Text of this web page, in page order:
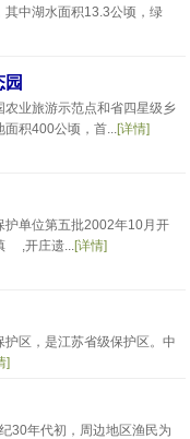
其中湖水面积13.3公顷，绿
农业旅游示范点和省四星级乡
面积400公顷，首...[详情]
护单位第五批2002年10月开
,开庄遗...[详情]
区，是江苏省级保护区。中
]
30年代初，周边地区渔民为